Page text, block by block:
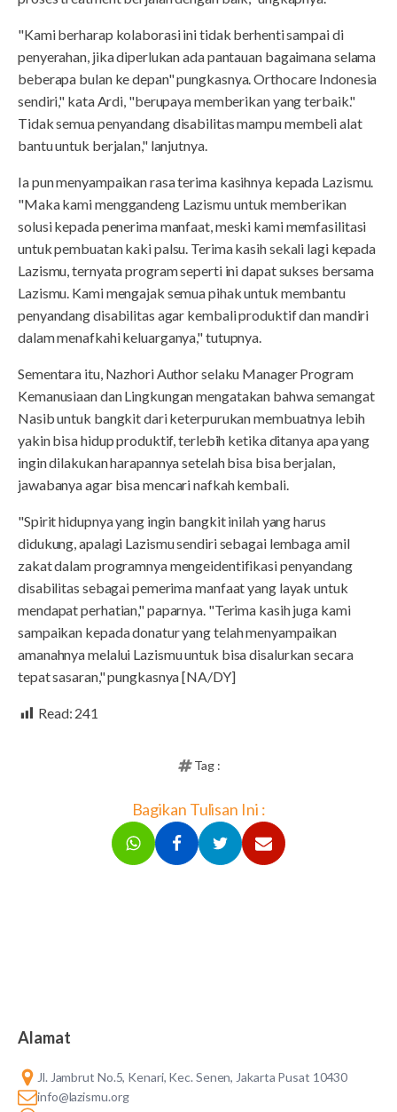
"Kami berharap kolaborasi ini tidak berhenti sampai di
penyerahan, jika diperlukan ada pantauan bagaimana selama
beberapa bulan ke depan" pungkasnya. Orthocare Indonesia
sendiri," kata Ardi, "berupaya memberikan yang terbaik."
Tidak semua penyandang disabilitas mampu membeli alat
bantu untuk berjalan," lanjutnya.
Ia pun menyampaikan rasa terima kasihnya kepada Lazismu.
"Maka kami menggandeng Lazismu untuk memberikan
solusi kepada penerima manfaat, meski kami memfasilitasi
untuk pembuatan kaki palsu. Terima kasih sekali lagi kepada
Lazismu, ternyata program seperti ini dapat sukses bersama
Lazismu. Kami mengajak semua pihak untuk membantu
penyandang disabilitas agar kembali produktif dan mandiri
dalam menafkahi keluarganya," tutupnya.
Sementara itu, Nazhori Author selaku Manager Program
Kemanusiaan dan Lingkungan mengatakan bahwa semangat
Nasib untuk bangkit dari keterpurukan membuatnya lebih
yakin bisa hidup produktif, terlebih ketika ditanya apa yang
ingin dilakukan harapannya setelah bisa bisa berjalan,
jawabanya agar bisa mencari nafkah kembali.
"Spirit hidupnya yang ingin bangkit inilah yang harus
didukung, apalagi Lazismu sendiri sebagai lembaga amil
zakat dalam programnya mengeidentifikasi penyandang
disabilitas sebagai pemerima manfaat yang layak untuk
mendapat perhatian," paparnya. "Terima kasih juga kami
sampaikan kepada donatur yang telah menyampaikan
amanahnya melalui Lazismu untuk bisa disalurkan secara
tepat sasaran," pungkasnya [NA/DY]
Read: 241
Tag :
Bagikan Tulisan Ini :
Alamat
Jl. Jambrut No.5, Kenari, Kec. Senen, Jakarta Pusat 10430
info@lazismu.org